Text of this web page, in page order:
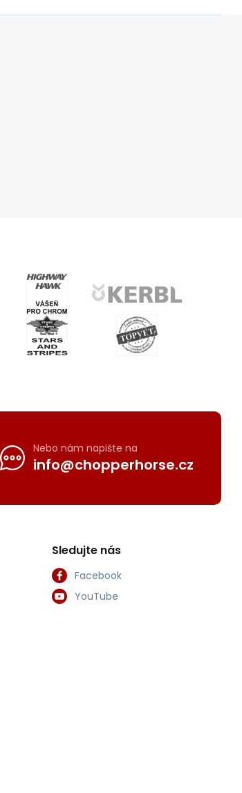
Nebo nám napište na
info@chopperhorse.cz
Sledujte nás
Facebook
YouTube